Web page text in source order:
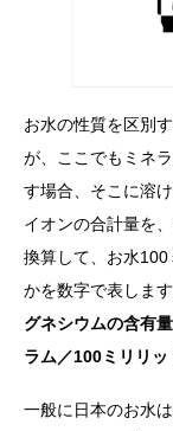
お水の性質を区別
が、ここでもミネ
す場合、そこに溶
イオンの合計量を
換算して、お水
かを数字で表しま
グネシウムの含有
ラム／100ミリリ
一般に日本のお水